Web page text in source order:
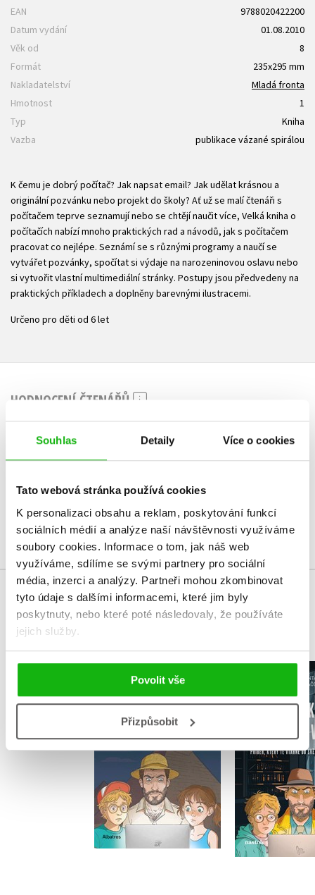
Souhlas Detaily Více o cookies
Tato webová stránka používá cookies
K personalizaci obsahu a reklam, poskytování funkcí
sociálních médií a analýze naší návštěvnosti využíváme
soubory cookies. Informace o tom, jak náš web
využíváme, sdílíme se svými partnery pro sociální
média, inzerci a analýzy. Partneři mohou zkombinovat
tyto údaje s dalšími informacemi, které jim byly
poskytnuty, nebo které poté následovaly, že používáte
jejich služby.
Povolit vše
Přizpůsobit
EAN
9788020422200
Datum vydání
01.08.2010
Věk od
8
Formát
235x295 mm
Nakladatelství
Mladá fronta
Hmotnost
1
Typ
Kniha
Vazba
publikace vázané spirálou
K čemu je dobrý počítač? Jak napsat email? Jak udělat krásnou a
originální pozvánku nebo projekt do školy? Ať už se malí čtenáři s
počítačem teprve seznamují nebo se chtějí naučit více, Velká kniha o
počítačích nabízí mnoho praktických rad a návodů, jak s počítačem
pracovat co nejlépe. Seznámí se s různými programy a naučí se
vytvářet pozvánky, spočítat si výdaje na narozeninovou oslavu nebo
si vytvořit vlastní multimediální stránky. Postupy jsou předvedeny na
praktických příkladech a doplněny barevnými ilustracemi.
Určeno pro děti od 6 let
HODNOCENÍ ČTENÁŘŮ
Uživatelskou recenzi mohou vkládat pouze registrovaní uživatelé
Přihlásit
MOHLO BY VÁS TAKÉ ZAJÍMAT
Ajťácká detektivka
– Egyptská záhada
Barbora Voráčová
Jakub Valenta
Do košíku
299 Kč
239 Kč
Ajťácká
Barbora
,
Jakub
Do
239 Kč